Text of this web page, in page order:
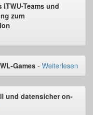
Teams und
zum
Games - Weiterlesen
und datensicher on-